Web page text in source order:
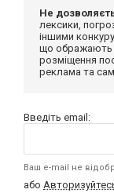
Не
лексики,
іншими
що ображають
розміщення
реклама та
Введіть email:
Ваш e-mail не
або